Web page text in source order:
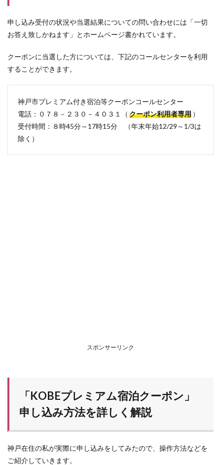
申し込み受付の状況や当選結果についての問い合わせには「一切
お答え致しかねます」とホームページ書かれています。
クーポンに当選した方については、下記のコールセンターを利用
することができます。
神戸市プレミアム付き宿泊等クーポンコールセンター
電話：０７８－２３０－４０３１（ クーポン利用者専用 ）
受付時間：８時45分～17時15分 （年末年始12/29～1/3は
除く）
スポンサーリンク
「KOBEプレミアム宿泊クーポン」
申し込み方法を詳しく解説
神戸在住の私が実際に申し込みをしてみたので、操作方法などを
ご紹介していきます。